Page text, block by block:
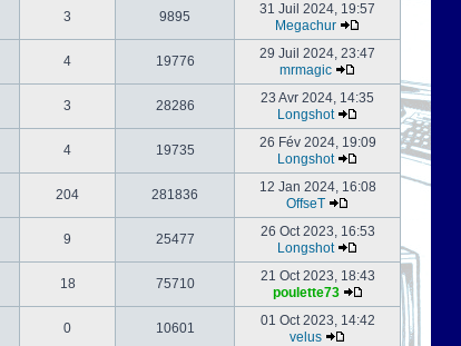
3 9895
31 Juil 2024, 19:57
Megachur
4 19776
29 Juil 2024, 23:47
mrmagic
3 28286
23 Avr 2024, 14:35
Longshot
4 19735
26 Fév 2024, 19:09
Longshot
204 281836
12 Jan 2024, 16:08
OffseT
9 25477
26 Oct 2023, 16:53
Longshot
18 75710
21 Oct 2023, 18:43
poulette73
0 10601
01 Oct 2023, 14:42
velus